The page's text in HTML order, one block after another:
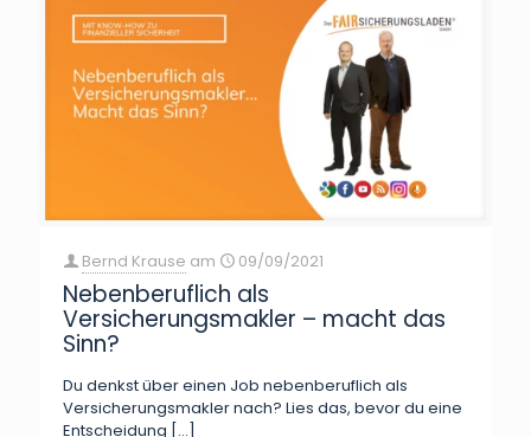
Bernd Krause am 09/09/2021
Nebenberuflich als
Versicherungsmakler – macht das
Sinn?
Du denkst über einen Job nebenberuflich als
Versicherungsmakler nach? Lies das, bevor du eine
Entscheidung […]